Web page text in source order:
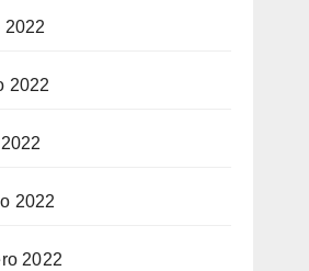
2022
2022
2022
2022